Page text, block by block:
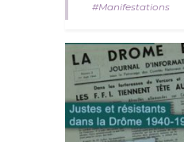
Manifestations